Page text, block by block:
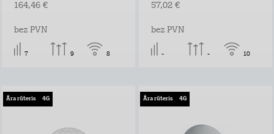
164,46 €
bez PVN
7 9 8
57,02 €
bez PVN
- - 10
Āra rūteris 4G Āra rūteris 4G